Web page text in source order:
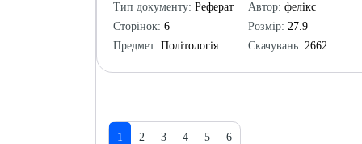
Тип документу: Реферат
Сторінок: 6
Предмет: Політологія
Автор: фелікс
Розмір: 27.9
Скачувань: 2662
1 2 3 4 5 6